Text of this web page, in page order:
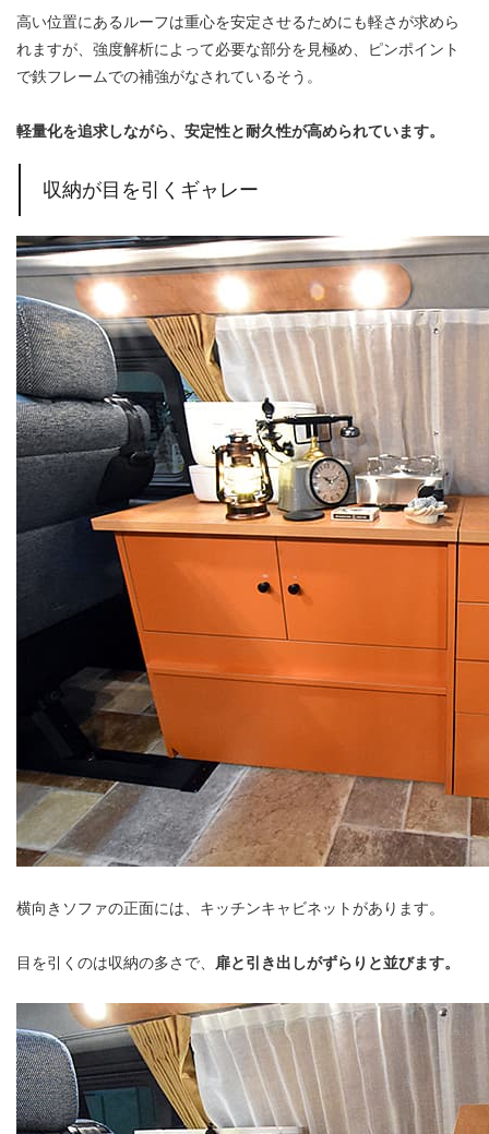
高い位置にあるルーフは重心を安定させるためにも軽さが求めら
れますが、強度解析によって必要な部分を見極め、ピンポイント
で鉄フレームでの補強がなされているそう。
軽量化を追求しながら、安定性と耐久性が高められています。
収納が目を引くギャレー
横向きソファの正面には、キッチンキャビネットがあります。
目を引くのは収納の多さで、 扉と引き出しがずらりと並びます。